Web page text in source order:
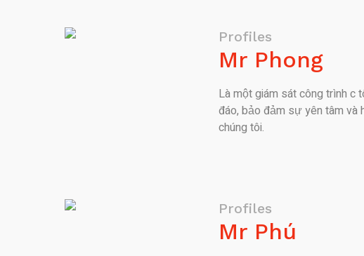
Profiles
Mr Phong
Là một giám sát công trình c
đáo, bảo đảm sự yên tâm và
chúng tôi.
Profiles
Mr Phú